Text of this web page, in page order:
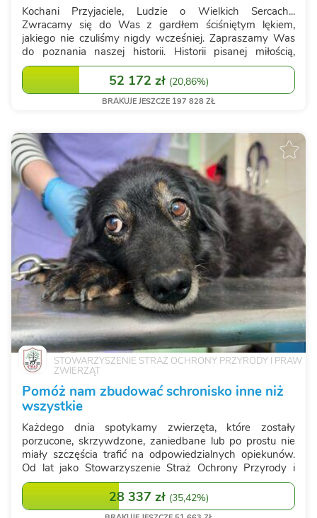
Kochani Przyjaciele, Ludzie o Wielkich Sercach...
Zwracamy się do Was z gardłem ściśniętym lękiem,
jakiego nie czuliśmy nigdy wcześniej. Zapraszamy Was
do poznania naszej historii. Historii pisanej miłością,
nieprzespanymi nocami i walką o każde bezbronne
istnienie. W wolnej chwili przeczytajcie,...
52 172 zł (20,86%)
BRAKUJE JESZCZE 197 828 ZŁ
STOWARZYSZENIE STRAŻ OCHRONY PRZYRODY I PRAW
ZWIERZĄT
Pomóż nam zbudować schronisko inne niż
wszystkie
Każdego dnia spotykamy zwierzęta, które zostały
porzucone, skrzywdzone, zaniedbane lub po prostu nie
miały szczęścia trafić na odpowiedzialnych opiekunów.
Od lat jako Stowarzyszenie Straż Ochrony Przyrody i
Praw Zwierząt w Dąbrównie robimy wszystko, aby dać
im drugą szansę. Ratujemy, leczymy, ka...
28 337 zł (35,42%)